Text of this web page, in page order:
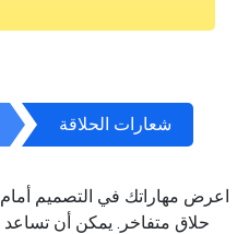
شعارات الحلاقة
اعرض مهاراتك في التصميم
حلاق متفاخر. يمكن أن